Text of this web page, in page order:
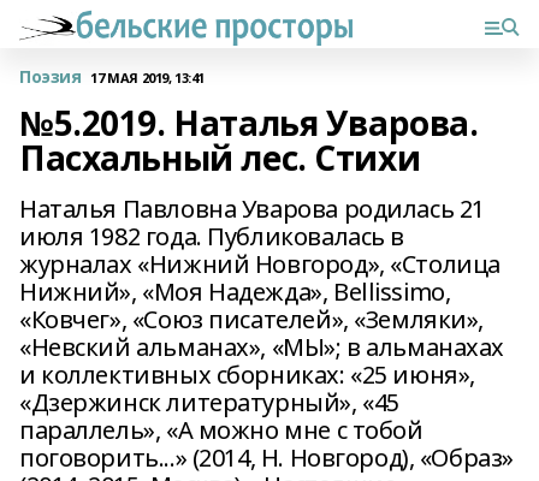
Поэзия 17 МАЯ 2019, 13:41
№5.2019. Наталья Уварова.
Пасхальный лес. Стихи
Наталья Павловна Уварова родилась 21
июля 1982 года. Публиковалась в
журналах «Нижний Новгород», «Столица
Нижний», «Моя Надежда», Bellissimо,
«Ковчег», «Союз писателей», «Земляки»,
«Невский альманах», «МЫ»; в альманахах
и коллективных сборниках: «25 июня»,
«Дзержинск литературный», «45
параллель», «А можно мне с тобой
поговорить...» (2014, Н. Новгород), «Образ»